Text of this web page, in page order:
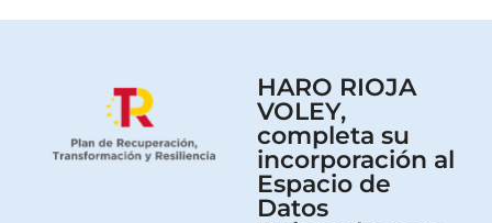
HARO RIOJA
VOLEY,
completa su
incorporación al
Espacio de
Datos